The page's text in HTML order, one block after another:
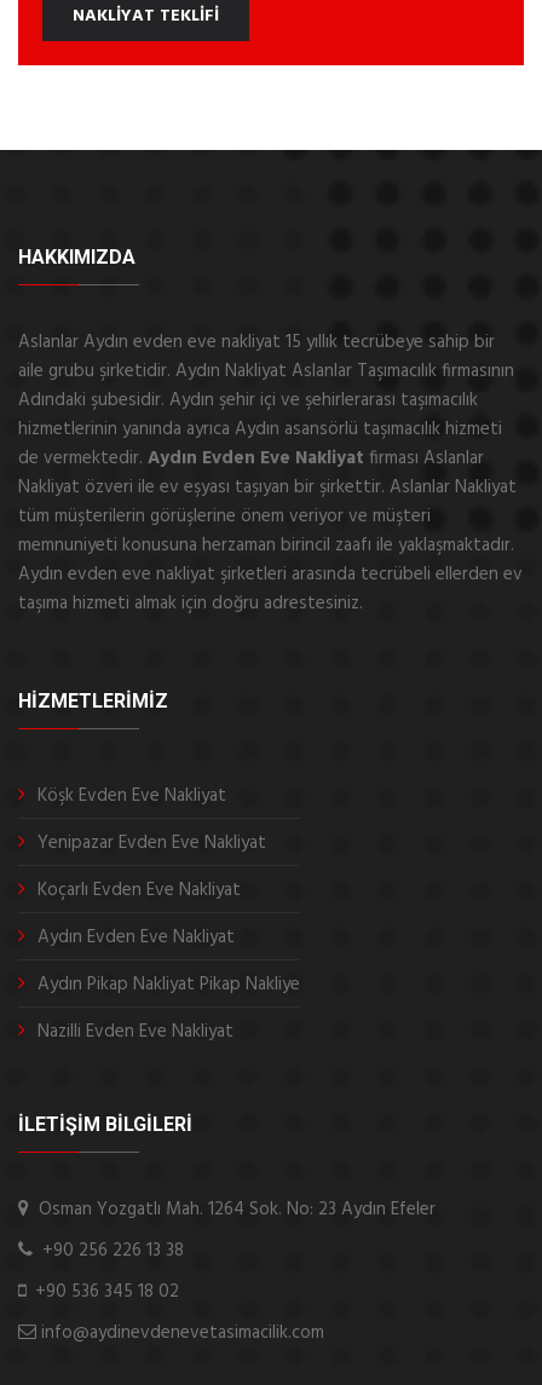
NAKLİYAT TEKLİFİ
HAKKIMIZDA
Aslanlar Aydın evden eve nakliyat 15 yıllık tecrübeye sahip bir
aile grubu şirketidir. Aydın Nakliyat Aslanlar Taşımacılık firmasının
Adındaki şubesidir. Aydın şehir içi ve şehirlerarası taşımacılık
hizmetlerinin yanında ayrıca Aydın asansörlü taşımacılık hizmeti
de vermektedir. Aydın Evden Eve Nakliyat firması Aslanlar
Nakliyat özveri ile ev eşyası taşıyan bir şirkettir. Aslanlar Nakliyat
tüm müşterilerin görüşlerine önem veriyor ve müşteri
memnuniyeti konusuna herzaman birincil zaafı ile yaklaşmaktadır.
Aydın evden eve nakliyat şirketleri arasında tecrübeli ellerden ev
taşıma hizmeti almak için doğru adrestesiniz.
HİZMETLERİMİZ
Köşk Evden Eve Nakliyat
Yenipazar Evden Eve Nakliyat
Koçarlı Evden Eve Nakliyat
Aydın Evden Eve Nakliyat
Aydın Pikap Nakliyat Pikap Nakliye
Nazilli Evden Eve Nakliyat
İLETİŞİM BİLGİLERİ
Osman Yozgatlı Mah. 1264 Sok. No: 23 Aydın Efeler
+90 256 226 13 38
+90 536 345 18 02
info@aydinevdenevetasimacilik.com